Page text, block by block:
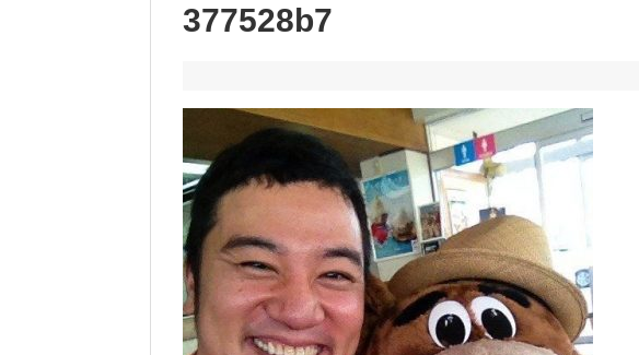
377528b7